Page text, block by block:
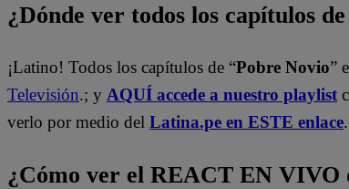
¿Dónde ver todos los capítulos
¡Latino! Todos los capítulos de “Pobre Novio”
Televisión.; y AQUÍ accede a nuestro playlist
verlo por medio del Latina.pe en ESTE enlace.
¿Cómo ver el REACT EN VIVO